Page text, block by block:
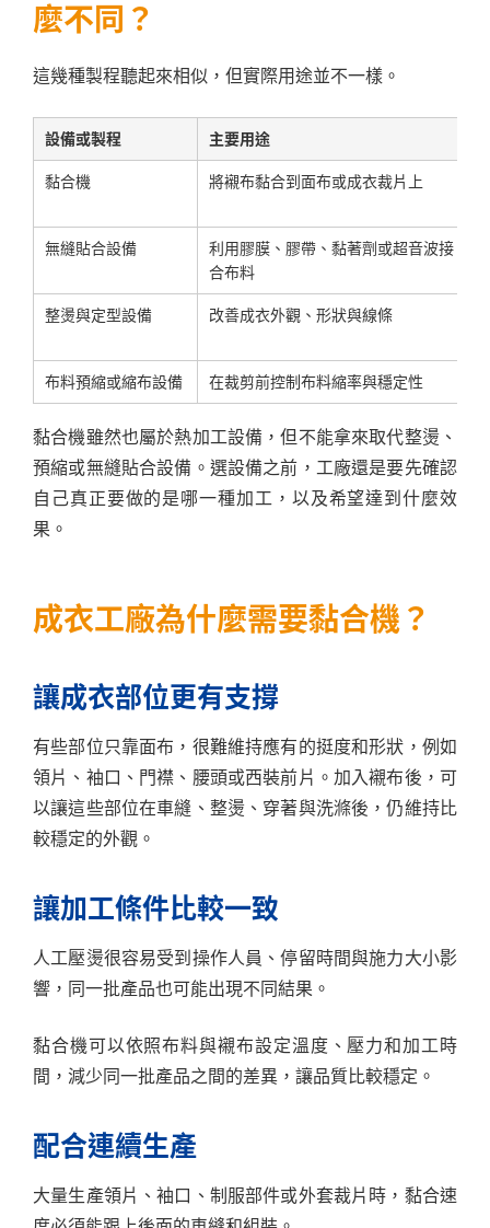
麼不同？
這幾種製程聽起來相似，但實際用途並不一樣。
設備或製程 主要用途
黏合機 將襯布黏合到面布或成衣裁片上
無縫貼合設備
利用膠膜、膠帶、黏著劑或超音波接
合布料
整燙與定型設備 改善成衣外觀、形狀與線條
布料預縮或縮布設備 在裁剪前控制布料縮率與穩定性
黏合機雖然也屬於熱加工設備，但不能拿來取代整燙、
預縮或無縫貼合設備。選設備之前，工廠還是要先確認
自己真正要做的是哪一種加工，以及希望達到什麼效
果。
成衣工廠為什麼需要黏合機？
讓成衣部位更有支撐
有些部位只靠面布，很難維持應有的挺度和形狀，例如
領片、袖口、門襟、腰頭或西裝前片。加入襯布後，可
以讓這些部位在車縫、整燙、穿著與洗滌後，仍維持比
較穩定的外觀。
讓加工條件比較一致
人工壓燙很容易受到操作人員、停留時間與施力大小影
響，同一批產品也可能出現不同結果。
黏合機可以依照布料與襯布設定溫度、壓力和加工時
間，減少同一批產品之間的差異，讓品質比較穩定。
配合連續生產
大量生產領片、袖口、制服部件或外套裁片時，黏合速